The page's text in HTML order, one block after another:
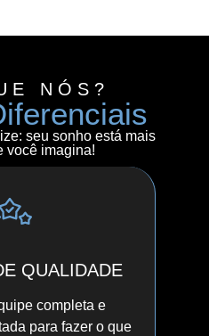
NÓS?
seu sonho está mais
você imagina!
QUALIDADE
completa e
para fazer o que